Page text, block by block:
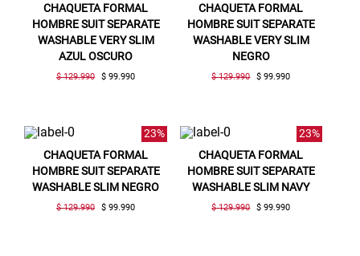
CHAQUETA FORMAL
HOMBRE SUIT SEPARATE
WASHABLE VERY SLIM
AZUL OSCURO
$ 129.990 $ 99.990
CHAQUETA FORMAL
HOMBRE SUIT SEPARATE
WASHABLE VERY SLIM
NEGRO
$ 129.990 $ 99.990
23%
CHAQUETA FORMAL
HOMBRE SUIT SEPARATE
WASHABLE SLIM NEGRO
$ 129.990 $ 99.990
23%
CHAQUETA FORMAL
HOMBRE SUIT SEPARATE
WASHABLE SLIM NAVY
$ 129.990 $ 99.990